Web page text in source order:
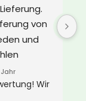
von
und
Wir